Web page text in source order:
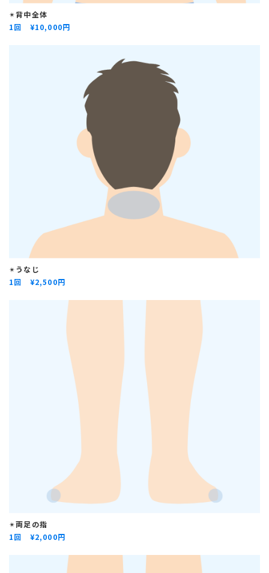
✴︎背中全体
1回 ¥10,000円
✴︎うなじ
1回 ¥2,500円
✴︎両足の指
1回 ¥2,000円